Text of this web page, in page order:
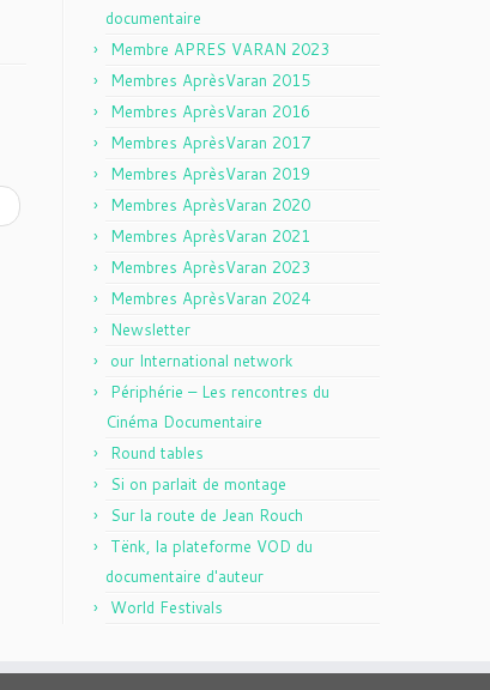
documentaire
Membre APRES VARAN 2023
Membres AprèsVaran 2015
Membres AprèsVaran 2016
Membres AprèsVaran 2017
Membres AprèsVaran 2019
Membres AprèsVaran 2020
Membres AprèsVaran 2021
Membres AprèsVaran 2023
Membres AprèsVaran 2024
Newsletter
our International network
Périphérie – Les rencontres du
Cinéma Documentaire
Round tables
Si on parlait de montage
Sur la route de Jean Rouch
Tënk, la plateforme VOD du
documentaire d'auteur
World Festivals